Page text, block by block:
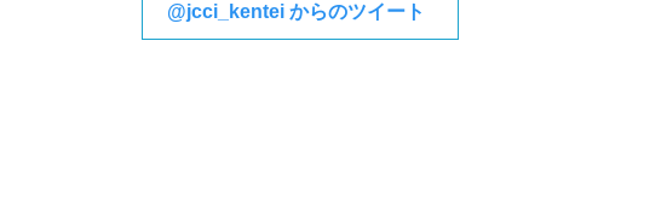
@jcci_kentei からのツイート